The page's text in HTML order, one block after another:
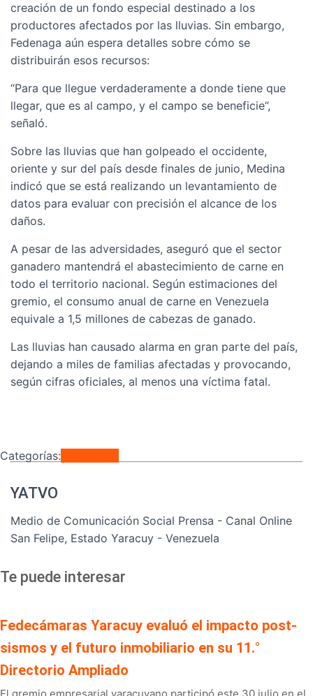
creación de un fondo especial destinado a los
productores afectados por las lluvias. Sin embargo,
Fedenaga aún espera detalles sobre cómo se
distribuirán esos recursos:
“Para que llegue verdaderamente a donde tiene que
llegar, que es al campo, y el campo se beneficie”,
señaló.
Sobre las lluvias que han golpeado el occidente,
oriente y sur del país desde finales de junio, Medina
indicó que se está realizando un levantamiento de
datos para evaluar con precisión el alcance de los
daños.
A pesar de las adversidades, aseguró que el sector
ganadero mantendrá el abastecimiento de carne en
todo el territorio nacional. Según estimaciones del
gremio, el consumo anual de carne en Venezuela
equivale a 1,5 millones de cabezas de ganado.
Las lluvias han causado alarma en gran parte del país,
dejando a miles de familias afectadas y provocando,
según cifras oficiales, al menos una víctima fatal.
Categorías:
YATVO
Medio de Comunicación Social Prensa - Canal Online
San Felipe, Estado Yaracuy - Venezuela
Te puede interesar
Fedecámaras Yaracuy evaluó el impacto post-
sismos y el futuro inmobiliario en su 11.°
Directorio Ampliado